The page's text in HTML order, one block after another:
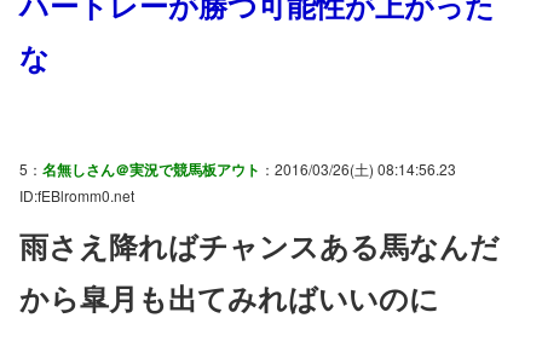
な
5： 名無しさん＠実況で競馬板アウト ：2016/03/26(土) 08:14:56.23
ID:fEBlromm0.net
雨さえ降ればチャンスある馬なんだ
から皐月も出てみればいいのに